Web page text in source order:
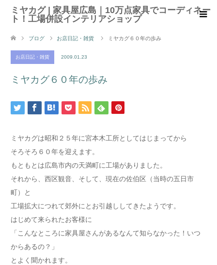
ミヤカグ | 家具屋広島｜10万点家具でコーディネー
ト！工場併設インテリアショップ
ブログ お店日記・雑貨 ミヤカグ６０年の歩み
お店日記・雑貨 2009.01.23
ミヤカグ６０年の歩み
ミヤカグは昭和２５年に宮本木工所としてはじまってから
そろそろ６０年を迎えます。
もともとは広島市内の天満町に工場がありました。
それから、西区観音、そして、現在の佐伯区（当時の五日市
町）と
工場拡大につれて郊外にとお引越ししてきたようです。
はじめて来られたお客様に
「こんなところに家具屋さんがあるなんて知らなかった！いつ
からあるの？」
とよく聞かれます。